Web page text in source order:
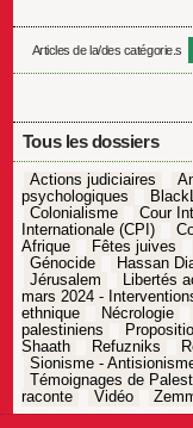
Articles de la/des catégorie.s
Tous les dossiers
Actions judiciaires
psychologiques
Colonialisme
Cour
Internationale (CPI)
Afrique
Fêtes juives
Génocide
Hassan
Jérusalem
Libertés
mars 2024 -
ethnique
Nécrologie
palestiniens
Shaath
Refuzniks
Sionisme -
Témoignages de
raconte
Vidéo